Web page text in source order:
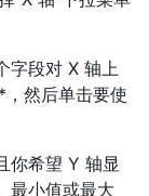
字段对 X 轴上
然后单击要使
你希望 Y 轴显
最小值或最大